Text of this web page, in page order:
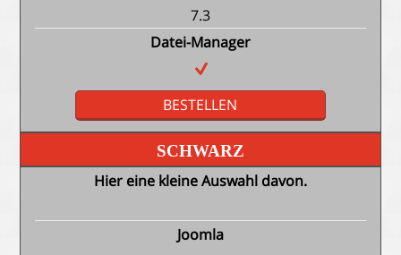
7.3
Datei-Manager
BESTELLEN
SCHWARZ
Hier eine kleine Auswahl davon.
Joomla